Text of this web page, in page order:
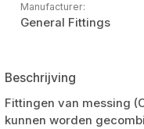
Manufacturer:
General Fittings
Beschrijving
Fittingen van messing
kunnen worden